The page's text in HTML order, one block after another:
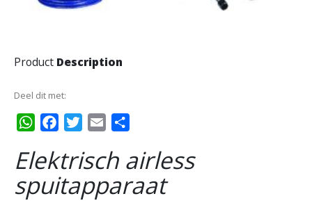
Product Description
Deel dit met:
WhatsAppFacebookTwitterEmail
Elektrisch airless
spuitapparaat